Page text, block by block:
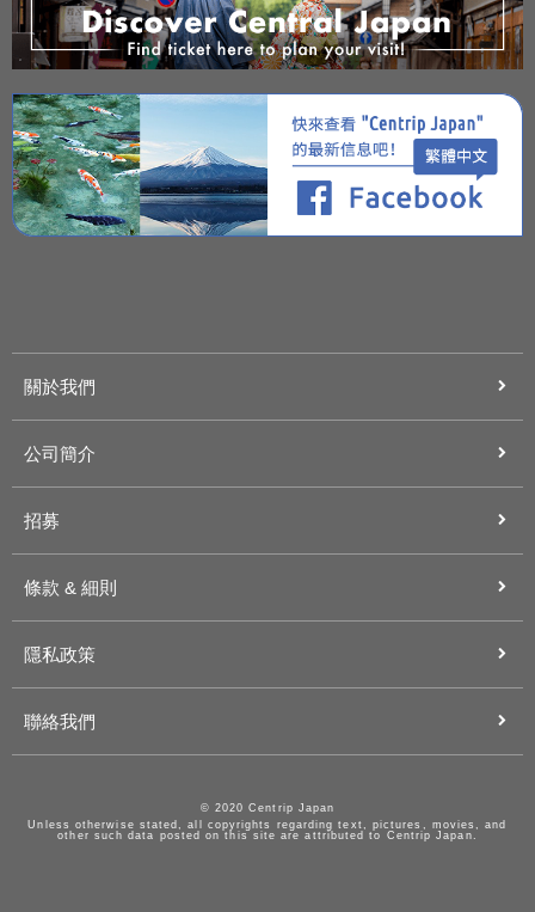
關於我們
公司簡介
招募
條款 & 細則
隱私政策
聯絡我們
© 2020 Centrip Japan
Unless otherwise stated, all copyrights regarding text, pictures, movies, and
other such data posted on this site are attributed to Centrip Japan.